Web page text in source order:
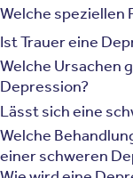
Welche speziellen
Ist Trauer eine
Welche Ursachen
Depression?
Lässt sich eine
Welche
einer schweren